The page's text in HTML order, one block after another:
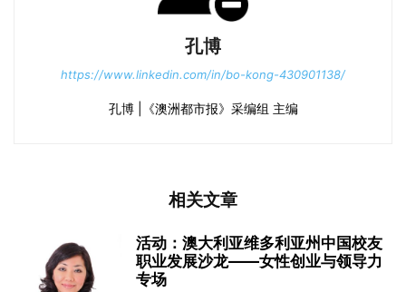
孔博
https://www.linkedin.com/in/bo-kong-430901138/
孔博 |《澳洲都市报》采编组 主编
相关文章
活动：澳大利亚维多利亚州中国校友
职业发展沙龙——女性创业与领导力
专场